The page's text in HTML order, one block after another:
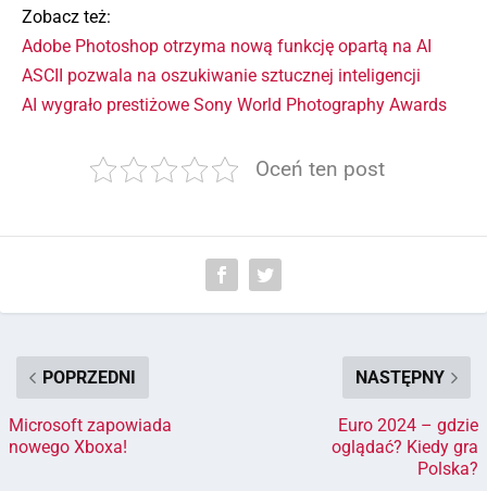
Zobacz też:
Adobe Photoshop otrzyma nową funkcję opartą na AI
ASCII pozwala na oszukiwanie sztucznej inteligencji
AI wygrało prestiżowe Sony World Photography Awards
Oceń ten post
POPRZEDNI
Microsoft zapowiada
nowego Xboxa!
NASTĘPNY
Euro 2024 – gdzie
oglądać? Kiedy gra
Polska?